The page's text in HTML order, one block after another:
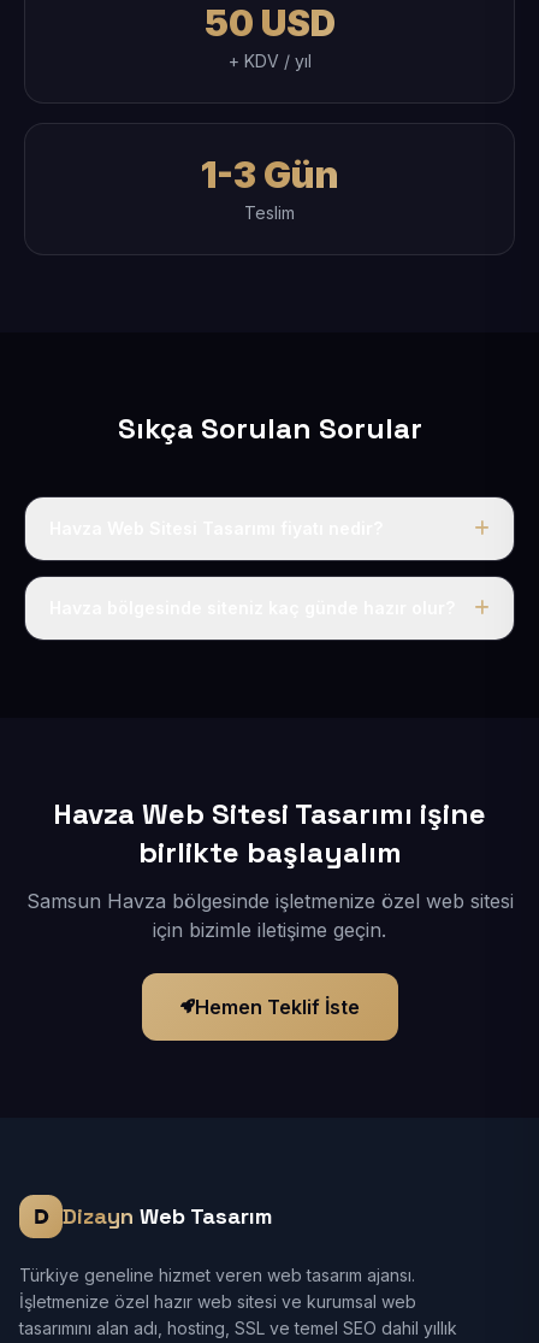
50 USD
+ KDV / yıl
1-3 Gün
Teslim
Sıkça Sorulan Sorular
Tek fiyat uygulanır: yıllık 50 USD + KDV. Bu bedele alan
Havza Web Sitesi Tasarımı işine
birlikte başlayalım
Samsun Havza bölgesinde işletmenize özel web sitesi
için bizimle iletişime geçin.
Hemen Teklif İste
Dizayn Web Tasarım
Türkiye geneline hizmet veren web tasarım ajansı.
İşletmenize özel hazır web sitesi ve kurumsal web
tasarımını alan adı, hosting, SSL ve temel SEO dahil yıllık